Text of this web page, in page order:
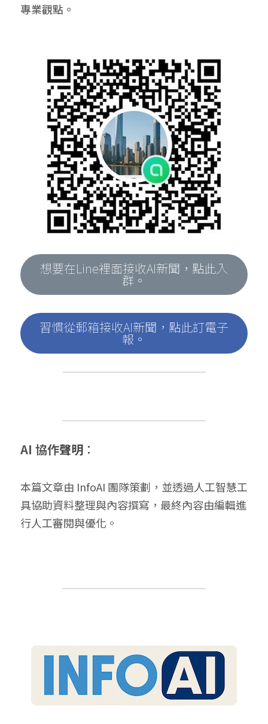
專業觀點。
想要在Line裡面接收AI新聞，點此入
群。
習慣從郵箱接收AI新聞，點此訂電子
報。
AI 協作聲明 ：
本篇文章由 InfoAI 團隊策劃，並透過人工智慧工
具協助資料整理與內容撰寫，最終內容由編輯進
行人工審閱與優化。